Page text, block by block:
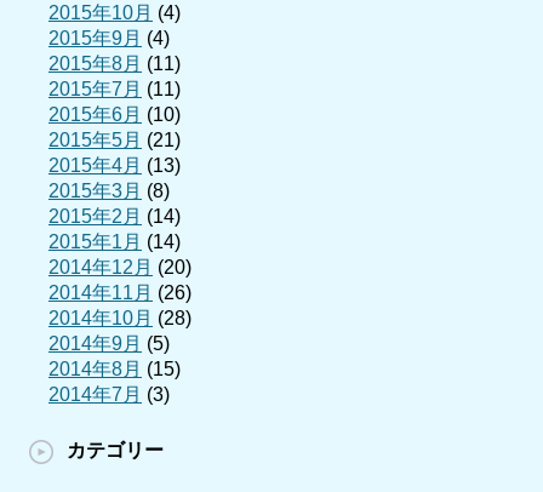
2015年10月 (4)
2015年9月 (4)
2015年8月 (11)
2015年7月 (11)
2015年6月 (10)
2015年5月 (21)
2015年4月 (13)
2015年3月 (8)
2015年2月 (14)
2015年1月 (14)
2014年12月 (20)
2014年11月 (26)
2014年10月 (28)
2014年9月 (5)
2014年8月 (15)
2014年7月 (3)
カテゴリー